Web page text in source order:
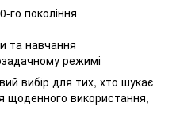
го покоління
та навчання
режимі
вибір для тих, хто шукає
щоденного використання,